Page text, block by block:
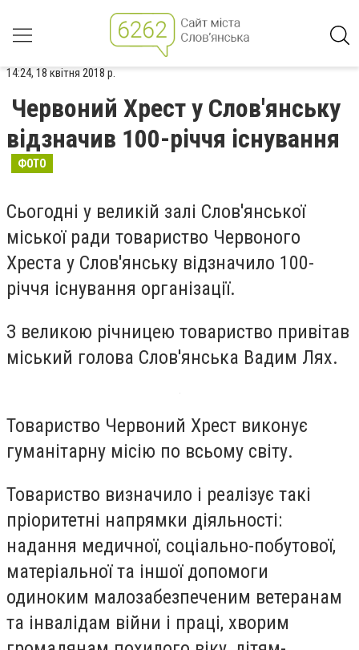
14:24, 18 квітня 2018 р.
Червоний Хрест у Слов'янську
відзначив 100-річчя існування
ФОТО
Сьогодні у великій залі Слов'янської
міської ради товариство Червоного
Хреста у Слов'янську відзначило 100-
річчя існування організації.
З великою річницею товариство привітав
міський голова Слов'янська Вадим Лях.
Товариство Червоний Хрест виконує
гуманітарну місію по всьому світу.
Товариство визначило і реалізує такі
пріоритетні напрямки діяльності:
надання медичної, соціально-побутової,
матеріальної та іншої допомоги
одиноким малозабезпеченим ветеранам
та інвалідам війни і праці, хворим